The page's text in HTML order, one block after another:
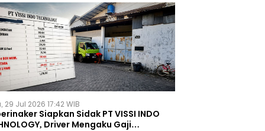
29 Jul 2026 17:42 WIB
Siapkan Sidak PT VISSI INDO
Driver Mengaku Gaji